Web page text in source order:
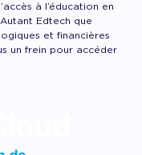
à l’éducation en
Edtech que
et financières
un frein pour accéder